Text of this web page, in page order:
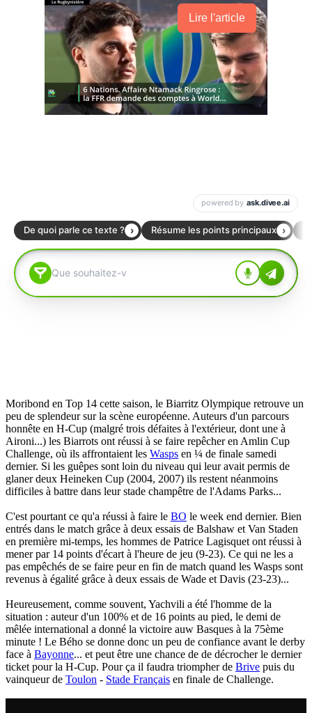
Lire l'article
Moribond en Top 14 cette saison, le Biarritz Olympique retrouve un
peu de splendeur sur la scène européenne. Auteurs d'un parcours
honnête en H-Cup (malgré trois défaites à l'extérieur, dont une à
Aironi...) les Biarrots ont réussi à se faire repêcher en Amlin Cup
Challenge, où ils affrontaient les Wasps en ¼ de finale samedi
dernier. Si les guêpes sont loin du niveau qui leur avait permis de
glaner deux Heineken Cup (2004, 2007) ils restent néanmoins
difficiles à battre dans leur stade champêtre de l'Adams Parks...
C'est pourtant ce qu'a réussi à faire le BO le week end dernier. Bien
entrés dans le match grâce à deux essais de Balshaw et Van Staden
en première mi-temps, les hommes de Patrice Lagisquet ont réussi à
mener par 14 points d'écart à l'heure de jeu (9-23). Ce qui ne les a
pas empêchés de se faire peur en fin de match quand les Wasps sont
revenus à égalité grâce à deux essais de Wade et Davis (23-23)...
Heureusement, comme souvent, Yachvili a été l'homme de la
situation : auteur d'un 100% et de 16 points au pied, le demi de
mêlée international a donné la victoire auw Basques à la 75ème
minute ! Le Bého se donne donc un peu de confiance avant le derby
face à Bayonne... et peut être une chance de de décrocher le dernier
ticket pour la H-Cup. Pour ça il faudra triompher de Brive puis du
vainqueur de Toulon - Stade Français en finale de Challenge.